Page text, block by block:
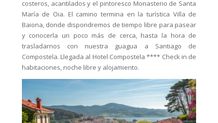
costeros, acantilados y el pintoresco Monasterio de Santa
María de Oia. El camino termina en la turística Villa de
Baiona, donde dispondremos de tiempo libre para pasear
y conocerla un poco más de cerca, hasta la hora de
trasladarnos con nuestra guagua a Santiago de
Compostela. Llegada al Hotel Compostela **** Check in de
habitaciones, noche libre y alojamiento.